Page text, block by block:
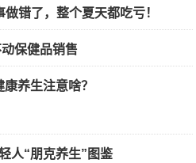
错了，整个夏天都吃亏！
保健品销售
养生注意啥？
人“朋克养生”图鉴